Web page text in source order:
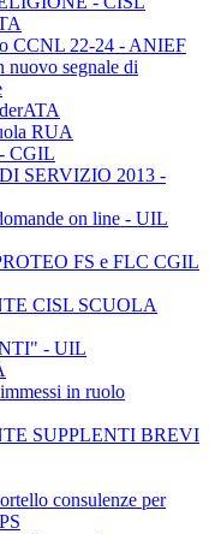
CCNL 22-24 - ANIEF
nuovo segnale di
RUA
CGIL
SERVIZIO 2013 -
on line - UIL
FS e FLC CGIL
CISL SCUOLA
- UIL
in ruolo
SUPPLENTI BREVI
consulenze per